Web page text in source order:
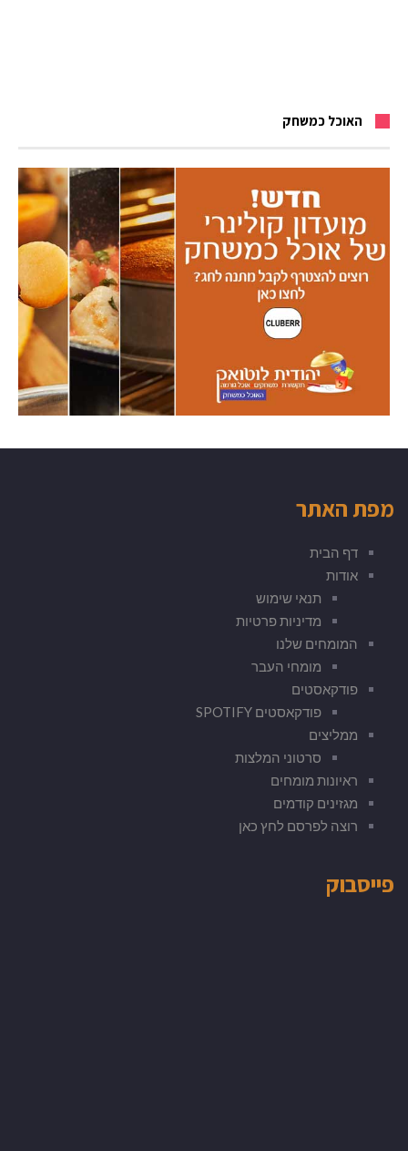
האוכל כמשחק
מפת האתר
דף הבית
אודות
תנאי שימוש
מדיניות פרטיות
המומחים שלנו
מומחי העבר
פודקאסטים
פודקאסטים SPOTIFY
ממליצים
סרטוני המלצות
ראיונות מומחים
מגזינים קודמים
רוצה לפרסם לחץ כאן
פייסבוק